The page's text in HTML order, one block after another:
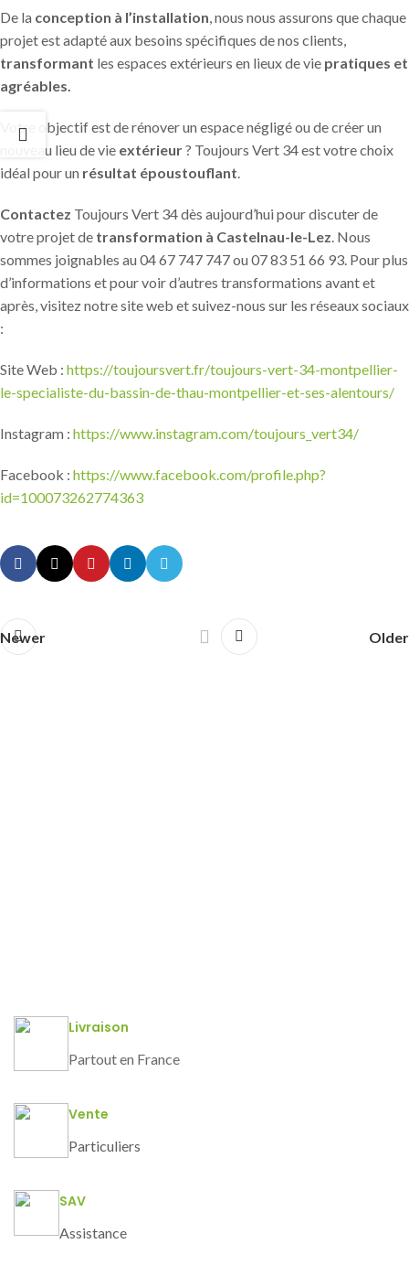
De la conception à l’installation, nous nous assurons que chaque
projet est adapté aux besoins spécifiques de nos clients,
transformant les espaces extérieurs en lieux de vie pratiques et
agréables.
Votre objectif est de rénover un espace négligé ou de créer un
nouveau lieu de vie extérieur? Toujours Vert 34 est votre choix
idéal pour un résultat époustouflant.
Contactez Toujours Vert 34 dès aujourd’hui pour discuter de
votre projet de transformation à Castelnau-le-Lez. Nous
sommes joignables au 04 67 747 747 ou 07 83 51 66 93. Pour plus
d’informations et pour voir d’autres transformations avant et
après, visitez notre site web et suivez-nous sur les réseaux sociaux
:
Site Web : https://toujoursvert.fr/toujours-vert-34-montpellier-
le-specialiste-du-bassin-de-thau-montpellier-et-ses-alentours/
Instagram : https://www.instagram.com/toujours_vert34/
Facebook : https://www.facebook.com/profile.php?
id=100073262774363
Newer Older
Livraison
Partout en France
Vente
Particuliers
SAV
Assistance